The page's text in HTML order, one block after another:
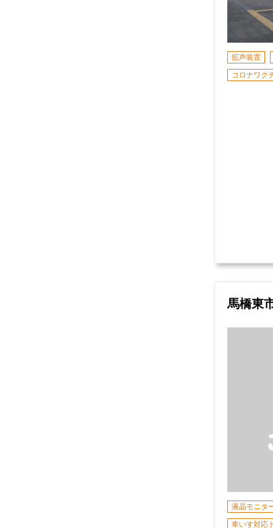
拡声装置
コロナワク
馬橋東
液晶モニタ
車いす対応